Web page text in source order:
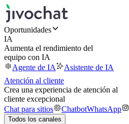
Oportunidades
IA
Aumenta el rendimiento del
equipo con IA
Agente de IA
Asistente de IA
Atención al cliente
Crea una experiencia de atención al
cliente excepcional
Chat para sitios
ChatbotWhatsApp
Todos los canales